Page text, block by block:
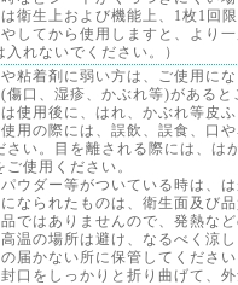
衛生上および機能上、1枚1回
してから使用しますと、より
入れないでください。）
粘着剤に弱い方は、ご使用に
傷口、湿疹、かぶれ等)がある
使用後に、はれ、かぶれ等皮
用の際には、誤飲、誤食、口
さい。目を離される際には、は
使用ください。
ウダー等がついている時は、
なられたものは、衛生面及び
ではありませんので、発熱な
温の場所は避け、なるべく涼
届かない所に保管してくださ
口をしっかりと折り曲げて、